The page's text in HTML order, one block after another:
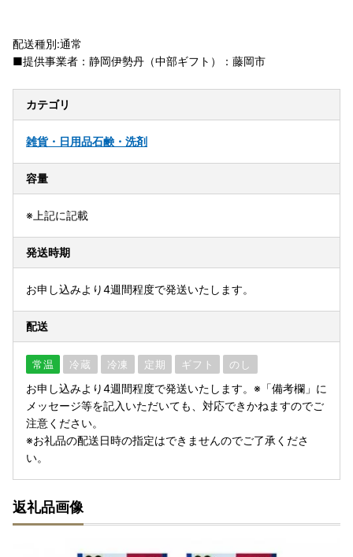
配送種別:通常
■提供事業者：静岡伊勢丹（中部ギフト）：藤岡市
カテゴリ
雑貨・日用品石鹸・洗剤
容量
※上記に記載
発送時期
お申し込みより4週間程度で発送いたします。
配送
常温 冷蔵 冷凍 定期 ギフト のし
お申し込みより4週間程度で発送いたします。※「備考欄」に
メッセージ等を記入いただいても、対応できかねますのでご
注意ください。
※お礼品の配送日時の指定はできませんのでご了承くださ
い。
返礼品画像